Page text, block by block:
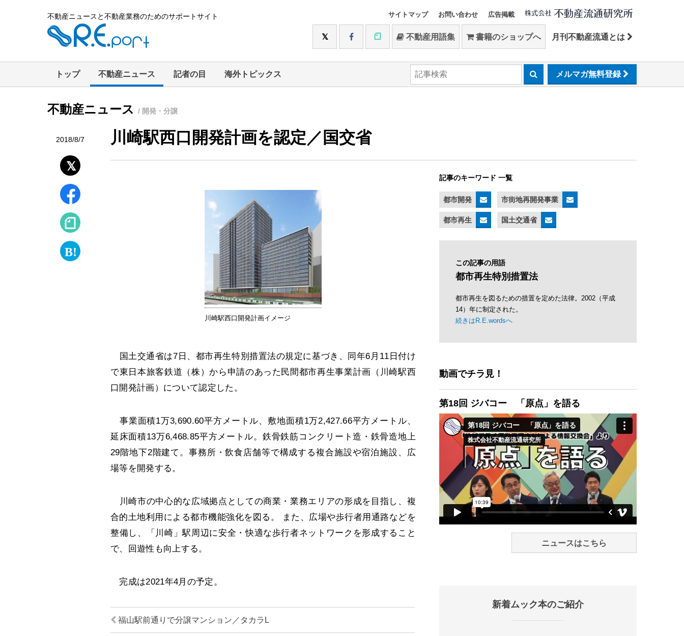
不動産ニュースと不動産業務のためのサポートサイト サイトマップ お問い合わせ 広告掲載
不動産用語集 書籍のショップへ 月刊不動産流通とは
トップ 不動産ニュース 記者の目 海外トピックス メルマガ無料登録
不動産ニュース / 開発・分譲
2018/8/7 川崎駅西口開発計画を認定／国交省
川崎駅西口開発計画イメージ
国土交通省は7日、都市再生特別措置法の規定に基づき、同年6月11日付け
で東日本旅客鉄道（株）から申請のあった民間都市再生事業計画（川崎駅西
口開発計画）について認定した。
事業面積1万3,690.60平方メートル、敷地面積1万2,427.66平方メートル、
延床面積13万6,468.85平方メートル。鉄骨鉄筋コンクリート造・鉄骨造地上
29階地下2階建て。事務所・飲食店舗等で構成する複合施設や宿泊施設、広
場等を開発する。
川崎市の中心的な広域拠点としての商業・業務エリアの形成を目指し、複
合的土地利用による都市機能強化を図る。 また、広場や歩行者用通路などを
整備し、「川崎」駅周辺に安全・快適な歩行者ネットワークを形成すること
で、回遊性も向上する。
完成は2021年4月の予定。
福山駅前通りで分譲マンション／タカラL
記事のキーワード 一覧
都市開発 市街地再開発事業
都市再生 国土交通省
この記事の用語
都市再生特別措置法
都市再生を図るための措置を定めた法律。2002（平成
14）年に制定された。
続きはR.E.wordsへ
動画でチラ見！
第18回 ジバコー 「原点」を語る
ニュースはこちら
新着ムック本のご紹介